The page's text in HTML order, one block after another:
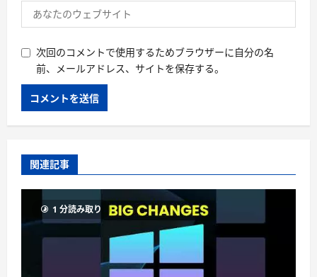
次回のコメントで使用するためブラウザーに自分の名
前、メールアドレス、サイトを保存する。
関連記事
1 分読み取り